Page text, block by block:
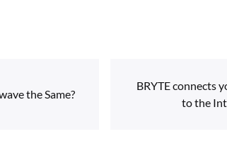
the Same?
BRYTE connects
to the